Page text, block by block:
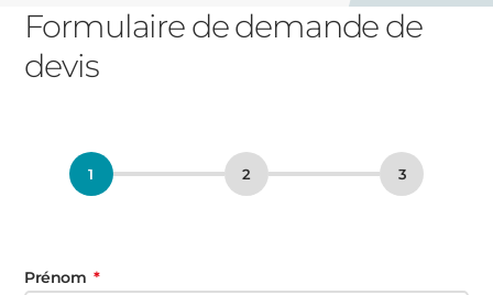
Formulaire de demande de
devis
Prénom
VOLETS ROULANTS
CARPORTS